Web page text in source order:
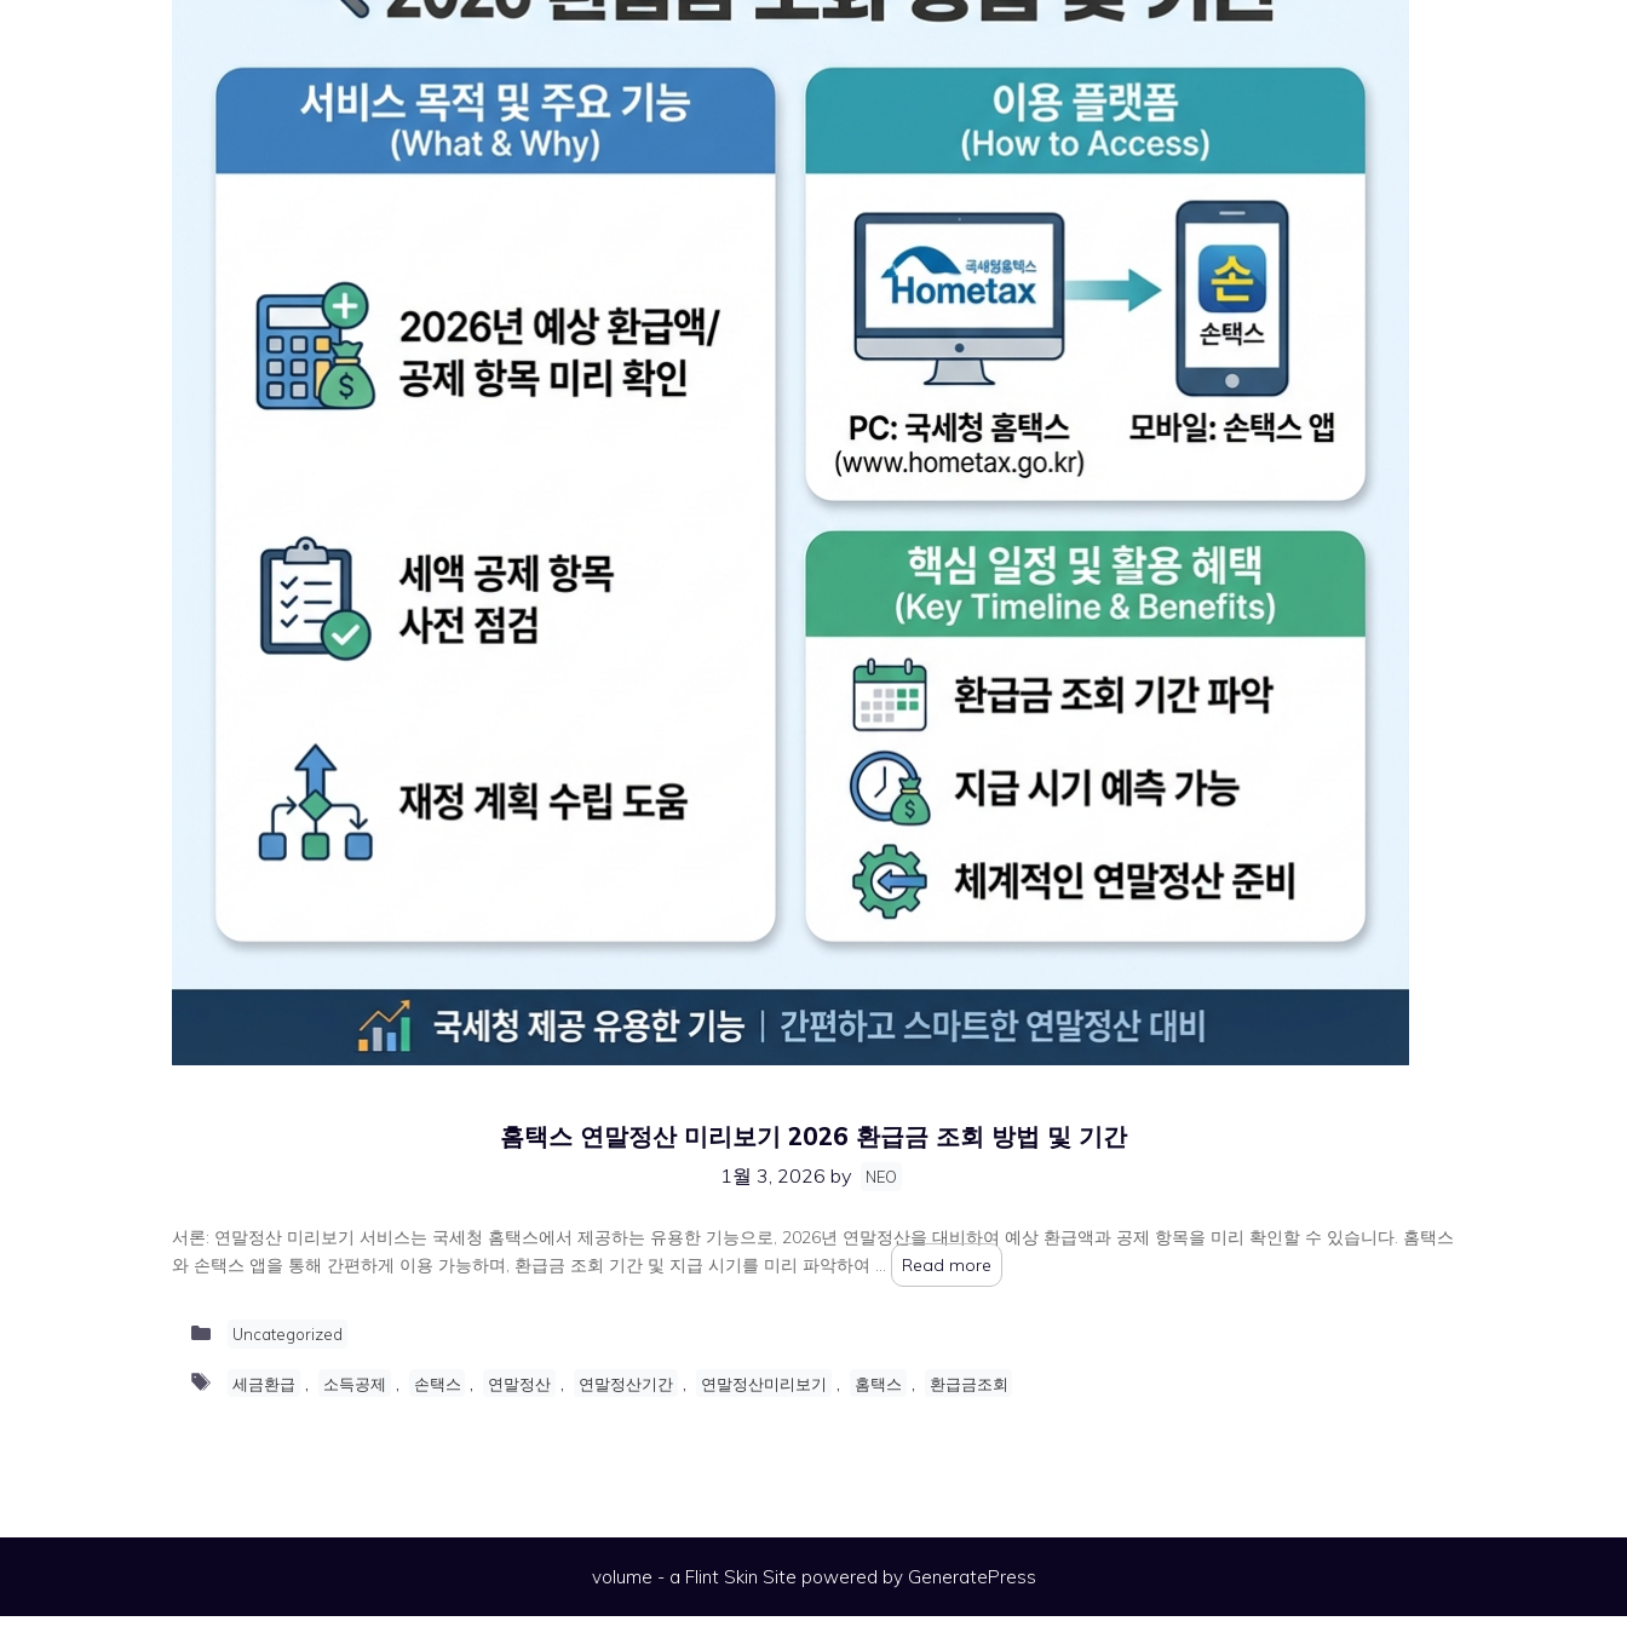
홈택스 연말정산 미리보기 2026 환급금 조회 방법 및 기간
1월 3, 2026 by NEO
서론: 연말정산 미리보기 서비스는 국세청 홈택스에서 제공하는 유용한 기능으로, 2026년 연말정산을 대비하여 예상 환급액과 공제 항목을 미리 확인할 수 있습니다. 홈택스
와 손택스 앱을 통해 간편하게 이용 가능하며, 환급금 조회 기간 및 지급 시기를 미리 파악하여 …
Read more
Categories
Uncategorized
Tags
세금환급 소득공제 손택스 연말정산 연말정산기간 연말정산미리보기 홈택스 환급금조회
volume - a Flint Skin Site powered by GeneratePress